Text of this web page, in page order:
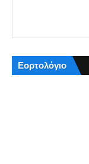
Εορτολόγιο